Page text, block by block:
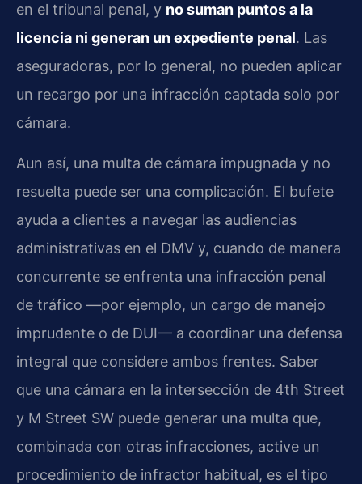
en el tribunal penal, y no suman puntos a la
licencia ni generan un expediente penal. Las
aseguradoras, por lo general, no pueden aplicar
un recargo por una infracción captada solo por
cámara.
Aun así, una multa de cámara impugnada y no
resuelta puede ser una complicación. El bufete
ayuda a clientes a navegar las audiencias
administrativas en el DMV y, cuando de manera
concurrente se enfrenta una infracción penal
de tráfico —por ejemplo, un cargo de manejo
imprudente o de DUI— a coordinar una defensa
integral que considere ambos frentes. Saber
que una cámara en la intersección de 4th Street
y M Street SW puede generar una multa que,
combinada con otras infracciones, active un
procedimiento de infractor habitual, es el tipo